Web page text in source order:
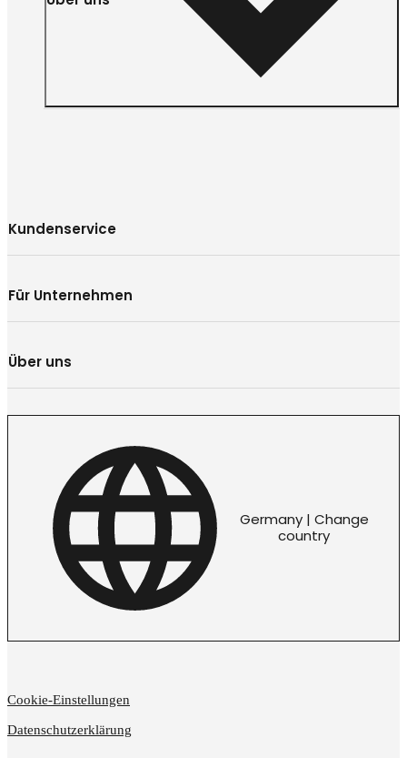
Kundenservice
Für Unternehmen
Über uns
Germany | Change
country
Cookie-Einstellungen
Datenschutzerklärung